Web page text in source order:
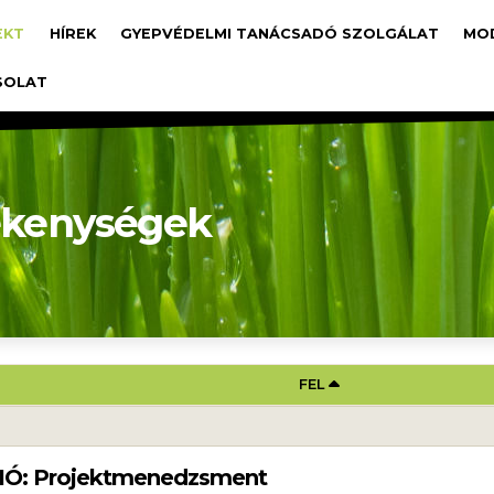
HÍREK GYEPVÉDELMI TANÁCSADÓ SZOLGÁLAT
EHHEZ: MENEDZSMENTFEL
Projektmenedzsment